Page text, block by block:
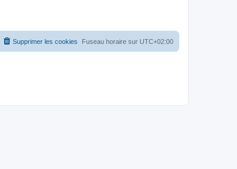
Fuseau horaire sur UTC+02:00
Supprimer les cookies